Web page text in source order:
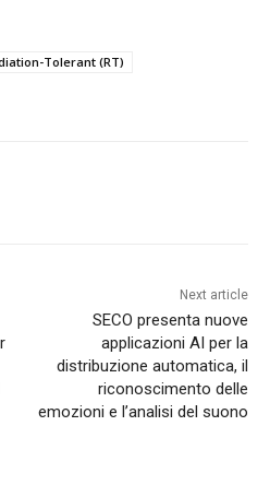
Tolerant (RT)
Next article
SECO presenta nuove
applicazioni AI per la
distribuzione automatica, il
riconoscimento delle
emozioni e l’analisi del suono